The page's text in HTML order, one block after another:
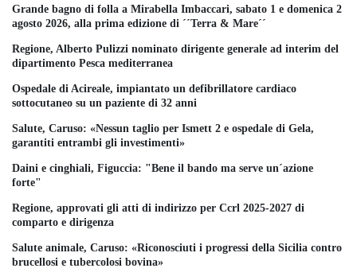
Grande bagno di folla a Mirabella Imbaccari, sabato 1 e domenica 2
agosto 2026, alla prima edizione di ´´Terra & Mare´´
Regione, Alberto Pulizzi nominato dirigente generale ad interim del
dipartimento Pesca mediterranea
Ospedale di Acireale, impiantato un defibrillatore cardiaco
sottocutaneo su un paziente di 32 anni
Salute, Caruso: «Nessun taglio per Ismett 2 e ospedale di Gela,
garantiti entrambi gli investimenti»
Daini e cinghiali, Figuccia: "Bene il bando ma serve un´azione
forte"
Regione, approvati gli atti di indirizzo per Ccrl 2025-2027 di
comparto e dirigenza
Salute animale, Caruso: «Riconosciuti i progressi della Sicilia contro
brucellosi e tubercolosi bovina»